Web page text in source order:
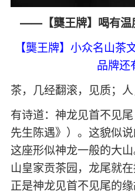
——【龑王牌】喝有温
【龑王牌】小众名山茶
品牌还
茶，几经翻滚，见质；人
有诗道：神龙见首不见
先生陈遇》）。这貌似
这座形似神龙一般的大
山皇家贡茶园，龙尾就
正是神龙见首不见尾的